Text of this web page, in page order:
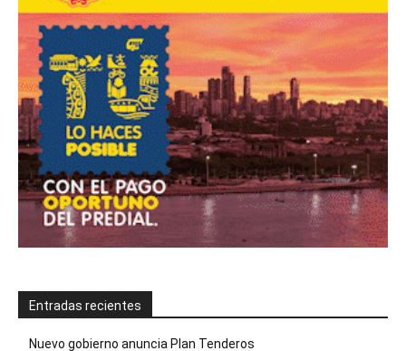
Entradas recientes
Nuevo gobierno anuncia Plan Tenderos